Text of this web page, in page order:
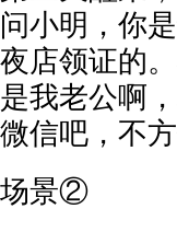
问小明，你
夜店领证的
是我老公啊
微信吧，不
场景②